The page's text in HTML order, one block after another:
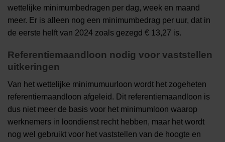
wettelijke minimumbedragen per dag, week en maand
meer. Er is alleen nog een minimumbedrag per uur, dat in
de eerste helft van 2024 zoals gezegd € 13,27 is.
Referentiemaandloon nodig voor vaststellen
uitkeringen
Van het wettelijke minimumuurloon wordt het zogeheten
referentiemaandloon afgeleid. Dit referentiemaandloon is
dus niet meer de basis voor het minimumloon waarop
werknemers in loondienst recht hebben, maar het wordt
nog wel gebruikt voor het vaststellen van de hoogte en